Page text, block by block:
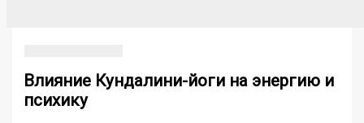
Влияние Кундалини-йоги на энергию и
психику